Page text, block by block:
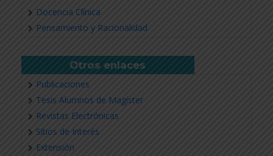
Docencia Clínica
Pensamiento y Racionalidad
Otros enlaces
Publicaciones
Tesis Alumnos de Magíster
Revistas Electrónicas
Sitios de Interés
Extensión